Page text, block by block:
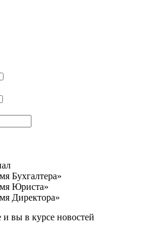
Бухгалтера»
Юриста»
Директора»
вы в курсе новостей